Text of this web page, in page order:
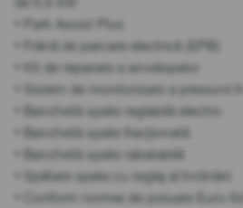
• Park Assist Plus
• Frână de parcare electrică (EPB)
• Kit de reparare a anvelopelor
• Sistem de monitorizare a presiunii
• Banchetă spate reglabilă electric
• Banchetă spate fracționată
• Banchetă spate rabatabilă
• Spătare spate cu reglaj al înclinării
• Conform normei de poluare Euro 6d